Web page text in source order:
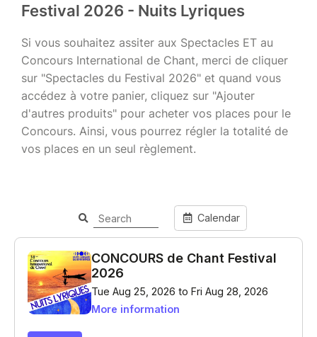
Festival 2026 - Nuits Lyriques
Si vous souhaitez assiter aux Spectacles ET au
Concours International de Chant, merci de cliquer
sur "Spectacles du Festival 2026" et quand vous
accédez à votre panier, cliquez sur "Ajouter
d'autres produits" pour acheter vos places pour le
Concours. Ainsi, vous pourrez régler la totalité de
vos places en un seul règlement.